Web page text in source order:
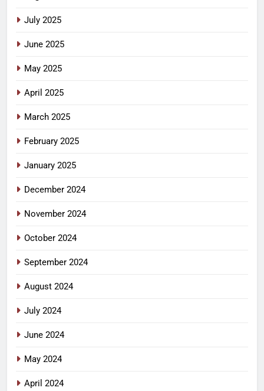
July 2025
June 2025
May 2025
April 2025
March 2025
February 2025
January 2025
December 2024
November 2024
October 2024
September 2024
August 2024
July 2024
June 2024
May 2024
April 2024